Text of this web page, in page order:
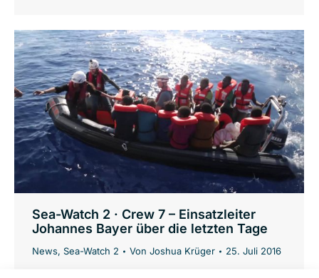
Sea-Watch 2 · Crew 7 – Einsatzleiter
Johannes Bayer über die letzten Tage
News, Sea-Watch 2 Von Joshua Krüger 25. Juli 2016